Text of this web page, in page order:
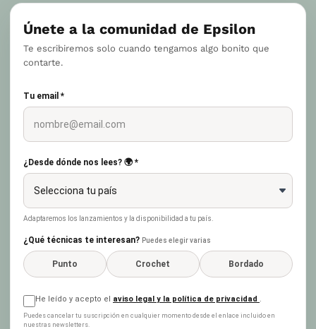
Únete a la comunidad de Epsilon
Te escribiremos solo cuando tengamos algo bonito que
contarte.
Tu email *
¿Desde dónde nos lees? 🌍 *
Adaptaremos los lanzamientos y la disponibilidad a tu país.
¿Qué técnicas te interesan? Puedes elegir varias
Punto Crochet Bordado
He leído y acepto el aviso legal y la política de privacidad .
Puedes cancelar tu suscripción en cualquier momento desde el enlace incluido en
nuestras newsletters.